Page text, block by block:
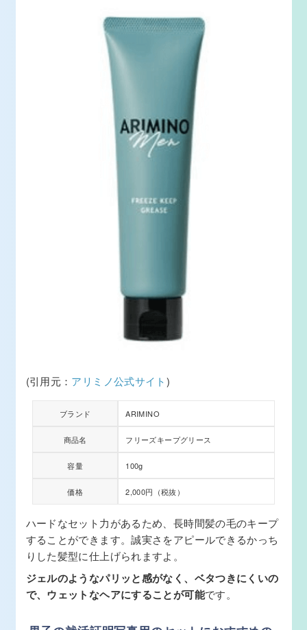
(引用元： アリミノ公式サイト)
ブランド ARIMINO
商品名 フリーズキープグリース
容量 100g
価格 2,000円（税抜）
ハードなセット力があるため、長時間髪の毛のキープ
することができます。誠実さをアピールできるかっち
りした髪型に仕上げられますよ。
ジェルのようなパリッと感がなく、ベタつきにくいの
で、ウェットなヘアにすることが可能です。